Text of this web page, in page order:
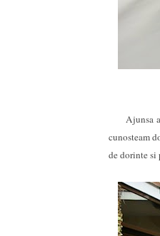
Ajunsa
cunosteam
de dorinte si